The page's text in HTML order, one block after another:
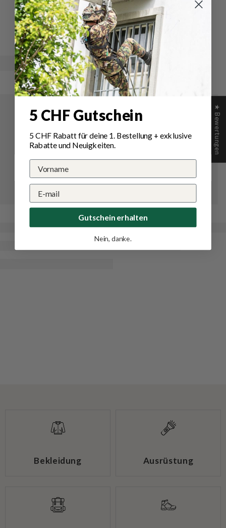
Schreibe
eine
Bewertung
Eine
Frage
stellen
Bekleidung Ausrüstung
★ Bewertungen
5 CHF Gutschein
5 CHF Rabatt für deine 1. Bestellung+ exklusive
Rabatte und Neuigkeiten.
Gutschein erhalten
Nein, danke.